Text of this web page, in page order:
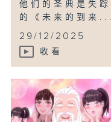
他们的圣典是失踪
的《未来的到来...
29/12/2025
收看